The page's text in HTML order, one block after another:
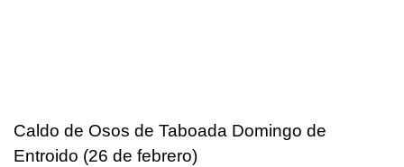
Caldo de Osos de Taboada Domingo de
Entroido (26 de febrero)